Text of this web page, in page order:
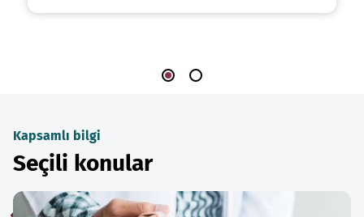
Kapsamlı bilgi
Seçili konular